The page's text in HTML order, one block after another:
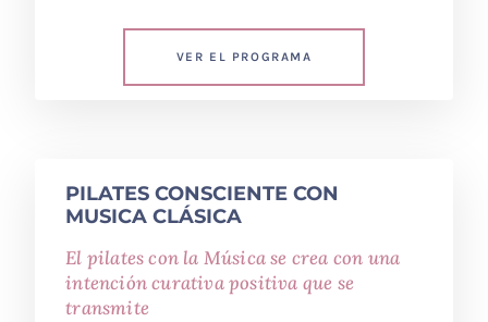
VER EL PROGRAMA
PILATES CONSCIENTE CON
MUSICA CLÁSICA
El pilates con la Música se crea con una
intención curativa positiva que se
transmite